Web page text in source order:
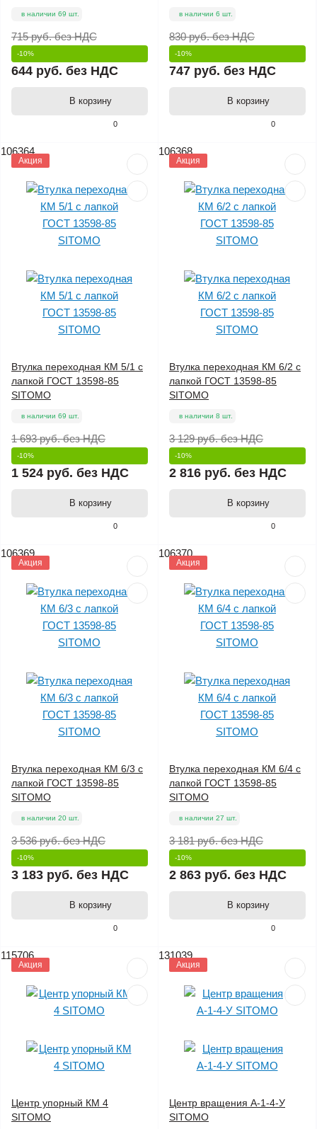
0
в наличии 69 шт.
715 руб.без НДС
-10%
644 руб. без НДС
В корзину
0
в наличии 6 шт.
830 руб.без НДС
-10%
747 руб. без НДС
В корзину
106364
Акция
0
Втулка переходная КМ 5/1 с
лапкой ГОСТ 13598-85
SITOMO
в наличии 69 шт.
1 693 руб.без НДС
-10%
1 524 руб. без НДС
В корзину
106368
Акция
0
Втулка переходная КМ 6/2 с
лапкой ГОСТ 13598-85
SITOMO
в наличии 8 шт.
3 129 руб.без НДС
-10%
2 816 руб. без НДС
В корзину
106369
Акция
0
Втулка переходная КМ 6/3 с
лапкой ГОСТ 13598-85
SITOMO
в наличии 20 шт.
3 536 руб.без НДС
-10%
3 183 руб. без НДС
В корзину
106370
Акция
0
Втулка переходная КМ 6/4 с
лапкой ГОСТ 13598-85
SITOMO
в наличии 27 шт.
3 181 руб.без НДС
-10%
2 863 руб. без НДС
В корзину
115706
Акция
Центр упорный КМ 4
SITOMO
131039
Акция
Центр вращения А-1-4-У
SITOMO